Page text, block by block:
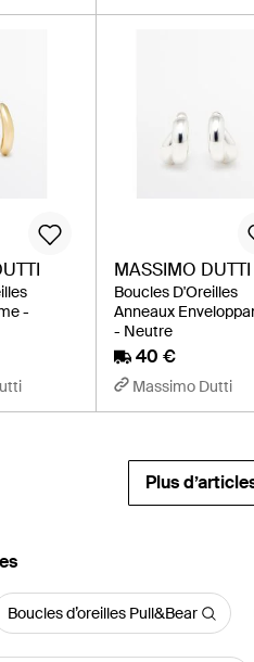
-
MASSIMO DUTTI
Boucles D'Oreilles
Anneaux
- Neutre
40 €
Massimo Dutti
Plus
Boucles d’oreilles Pull&Bear